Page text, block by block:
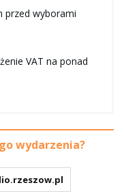
przed wyborami
VAT na ponad
wydarzenia?